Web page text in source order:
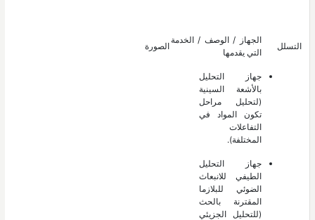
التسلل
الجهاز / الوصف / الخدمة
التي يقدمها
الصورة
جهاز التحليل
بالأشعة السينية
(لتحليل مراحل
تكون المواد في
التفاعلات
المختلفة).
جهاز التحليل
الطيفي للانبعاث
الضوئي للبلازما
المقترنة بالحث
(للتحليل الجزيئي